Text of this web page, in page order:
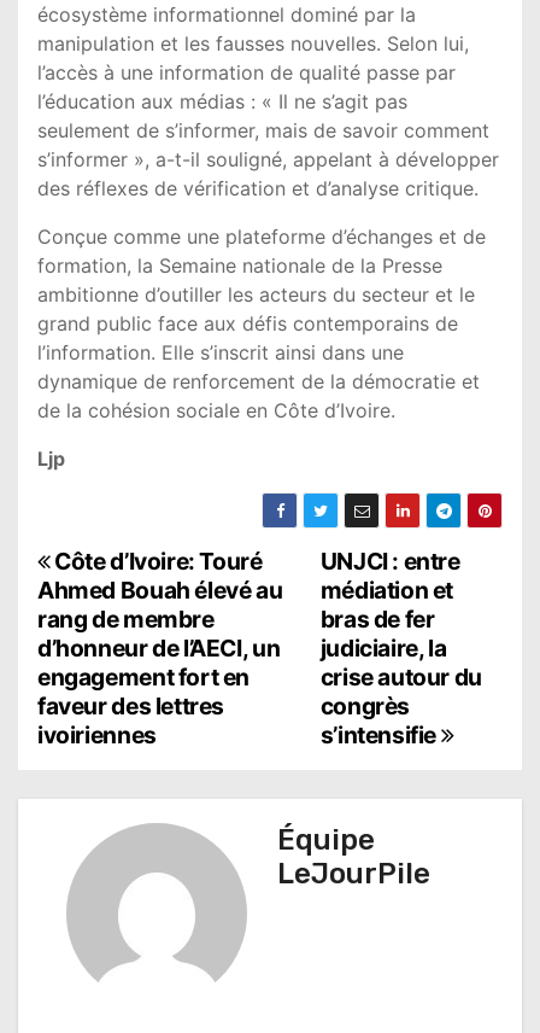
écosystème informationnel dominé par la
manipulation et les fausses nouvelles. Selon lui,
l’accès à une information de qualité passe par
l’éducation aux médias : « Il ne s’agit pas
seulement de s’informer, mais de savoir comment
s’informer », a-t-il souligné, appelant à développer
des réflexes de vérification et d’analyse critique.
Conçue comme une plateforme d’échanges et de
formation, la Semaine nationale de la Presse
ambitionne d’outiller les acteurs du secteur et le
grand public face aux défis contemporains de
l’information. Elle s’inscrit ainsi dans une
dynamique de renforcement de la démocratie et
de la cohésion sociale en Côte d’Ivoire.
Ljp
N
a
v
i
g
a
UNJCI : entre
médiation et
bras de fer
judiciaire, la
crise autour du
congrès
s’intensifie
Côte d’Ivoire: Touré
Ahmed Bouah élevé au
rang de membre
d’honneur de l’AECI, un
engagement fort en
faveur des lettres
ivoiriennes
Équipe
LeJourPile